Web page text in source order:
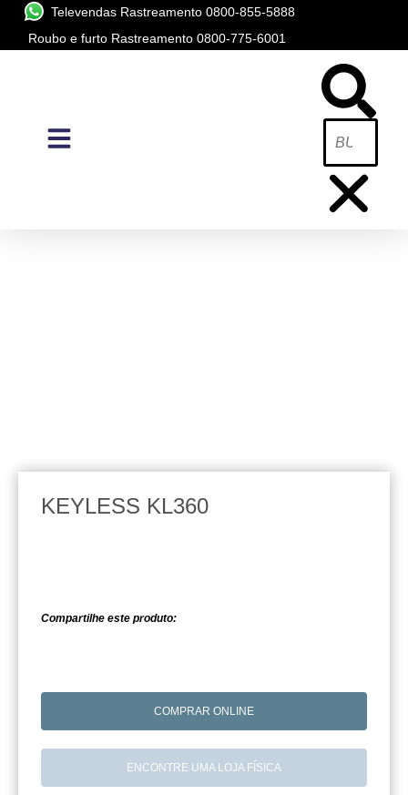
Televendas Rastreamento 0800-855-5888
Roubo e furto Rastreamento 0800-775-6001
INÍCIO/LINHA DE ALARMES / KEYLESS KL360
KEYLESS KL360
Compartilhe este produto:
COMPRAR ONLINE
ENCONTRE UMA LOJA FÍSICA